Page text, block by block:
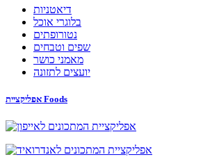
דיאטניות
בלוגרי אוכל
נטורופתים
שפים וטבחים
מאמני כושר
יועצים לתזונה
אפליקציית Foods